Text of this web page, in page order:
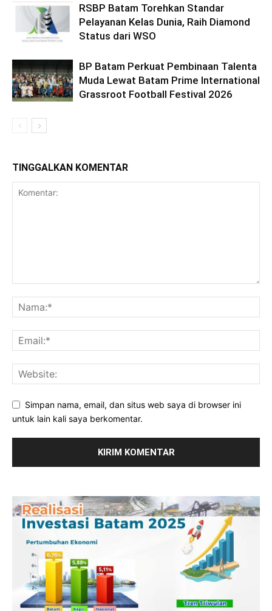
RSBP Batam Torehkan Standar
Pelayanan Kelas Dunia, Raih Diamond
Status dari WSO
BP Batam Perkuat Pembinaan Talenta
Muda Lewat Batam Prime International
Grassroot Football Festival 2026
TINGGALKAN KOMENTAR
Simpan nama, email, dan situs web saya di browser ini
untuk lain kali saya berkomentar.